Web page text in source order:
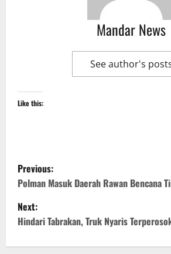
Mandar News
See author's
Like this:
P
o
s
Previous:
Polman Masuk Daerah Rawan Bencana
Next:
Hindari Tabrakan, Truk Nyaris